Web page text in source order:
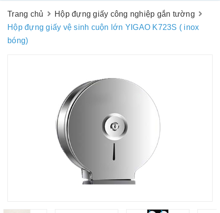
Trang chủ
Hộp đựng giấy công nghiệp gắn tường
Hộp đựng giấy vệ sinh cuộn lớn YIGAO K723S ( inox
bóng)